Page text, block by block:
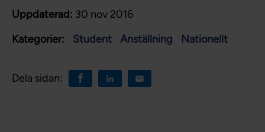
Uppdaterad: 30 nov 2016
Kategorier:
Student Anställning Nationellt
Dela sidan: